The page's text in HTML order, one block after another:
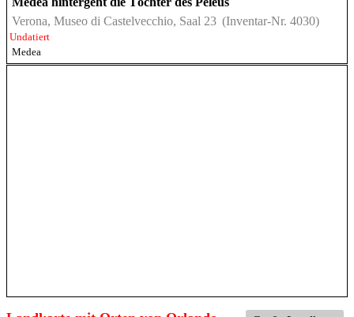
Verona, Museo di Castelvecchio, Saal 23 (Inventar-Nr. 4030)
Undatiert
Medea